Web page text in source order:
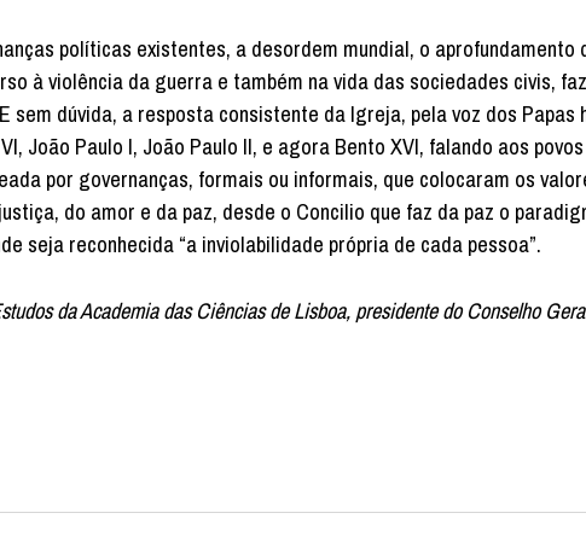
políticas existentes, a desordem mundial, o aprofundamento
à violência da guerra e também na vida das sociedades civis,
sem dúvida, a resposta consistente da Igreja, pela voz dos Papas
João Paulo I, João Paulo II, e agora Bento XVI, falando aos
por governanças, formais ou informais, que colocaram os
do amor e da paz, desde o Concilio que faz da paz o
seja reconhecida “a inviolabilidade própria de cada pessoa”.
da Academia das Ciências de Lisboa, presidente do Conselho